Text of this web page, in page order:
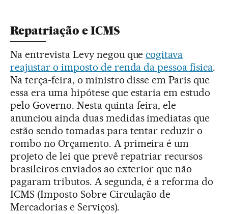
Repatriação e ICMS
Na entrevista Levy negou quecogitava
reajustar o imposto de renda da pessoa física.
Na terça-feira, o ministro disse em Paris que
essa era uma hipótese que estaria em estudo
pelo Governo. Nesta quinta-feira, ele
anunciou ainda duas medidas imediatas que
estão sendo tomadas para tentar reduzir o
rombo no Orçamento. A primeira é um
projeto de lei que prevê repatriar recursos
brasileiros enviados ao exterior que não
pagaram tributos. A segunda, é a reforma do
ICMS (Imposto Sobre Circulação de
Mercadorias e Serviços).